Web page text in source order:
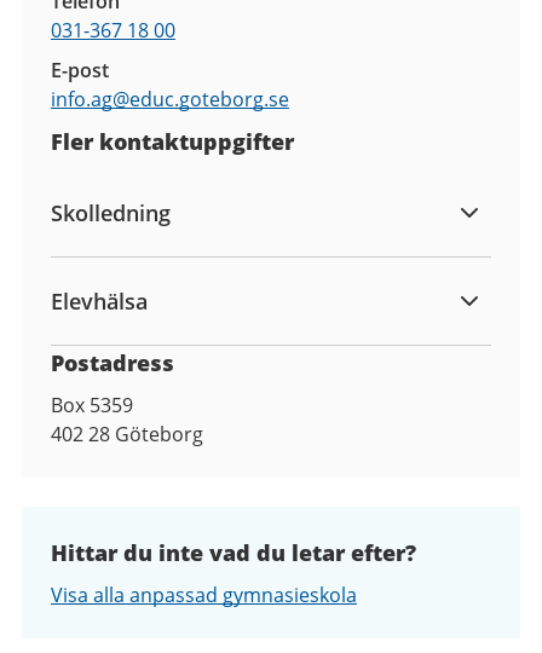
031-367 18 00
E-post
info.ag@educ.goteborg.se
Fler kontaktuppgifter
Skolledning
Elevhälsa
Postadress
Box 5359
402 28 Göteborg
Hittar du inte vad du letar efter?
Visa alla anpassad gymnasieskola